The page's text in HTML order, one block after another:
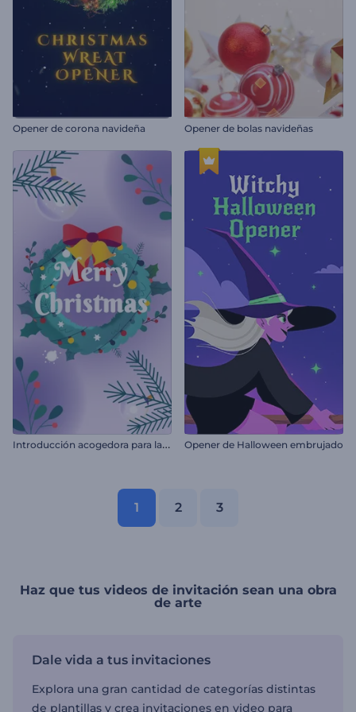
Opener de corona navideña Opener de bolas navideñas
I
ntroducción acogedora para la Nochevieja Opener de Halloween embrujado
1 2 3
Haz que tus videos de invitación sean una obra
de arte
Dale vida a tus invitaciones
Explora una gran cantidad de categorías distintas
de plantillas y crea invitaciones en video para